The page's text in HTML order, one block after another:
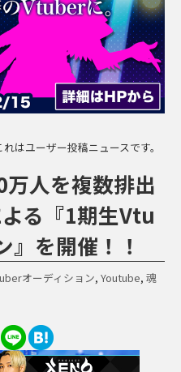
れはユーザー投稿ニュースです。
人を複数排出
る『1期生Vtu
』を開催！！
オーディション, Youtube, 魂